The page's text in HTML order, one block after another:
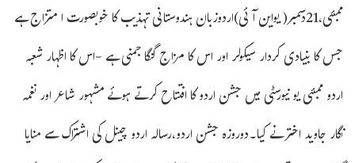
ممبئی،21دسمبر( یواین آئی)اردوزبان ہندوستانی تہذیب کا خوبصورت ا متزاج ہے
جس کا بنیادی کردار سیکولر اور اس کا مزاج گنگا جمنی ہے -اس کا اظہار شعبہ
اردو ممبئی یو نیورسٹی میں جشن اردو کا افتتاح کرتے ہوئے مشہور شاعر اور نغمہ
نگار جاوید اختر نے کیا۔دوروزہ جشن اردو،رسالہ اردو چینل کی اشتراک سے منایا